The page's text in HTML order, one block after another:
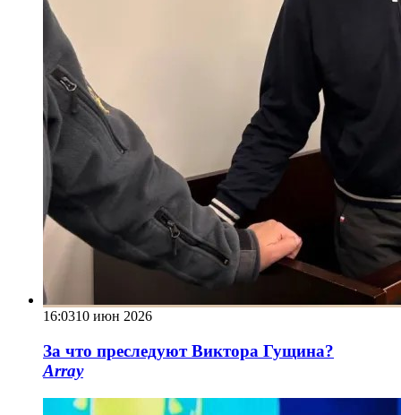
16:0310 июн 2026
За что преследуют Виктора Гущина?
Array